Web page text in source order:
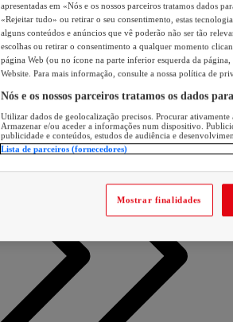
apresentadas em «Nós e os nossos parceiros tratamos dados
«Rejeitar tudo» ou retirar o seu consentimento, estas
alguns conteúdos e anúncios que vê poderão não ser tão
escolhas ou retirar o consentimento a qualquer momento
página Web (ou no ícone na parte inferior esquerda da página,
Website. Para mais informação, consulte a nossa política de
Nós e os nossos parceiros tratamos os dados
Utilizar dados de geolocalização precisos. Procurar
Armazenar e/ou aceder a informações num dispositivo.
publicidade e conteúdos, estudos de audiência e
Lista de parceiros (fornecedores)
Mostrar finalidades